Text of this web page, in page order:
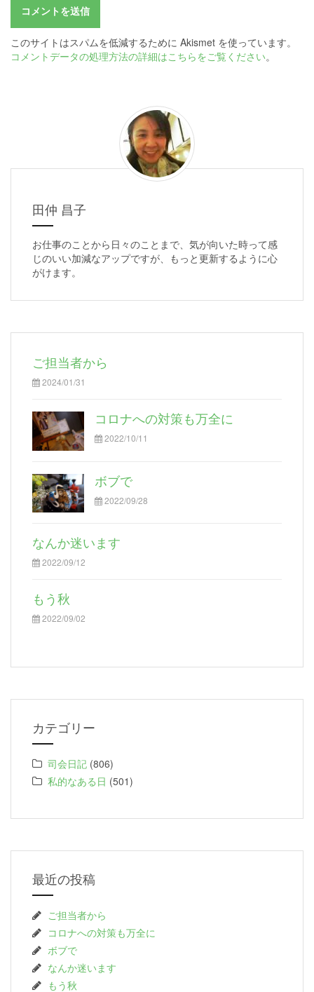
このサイトはスパムを低減するために Akismet を使っています。
コメントデータの処理方法の詳細はこちらをご覧ください。
田仲 昌子
お仕事のことから日々のことまで、気が向いた時って感
じのいい加減なアップですが、もっと更新するように心
がけます。
ご担当者から
2024/01/31
コロナへの対策も万全に
2022/10/11
ボブで
2022/09/28
なんか迷います
2022/09/12
もう秋
2022/09/02
カテゴリー
司会日記 (806)
私的なある日 (501)
最近の投稿
ご担当者から
コロナへの対策も万全に
ボブで
なんか迷います
もう秋